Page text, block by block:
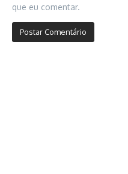
que eu comentar.